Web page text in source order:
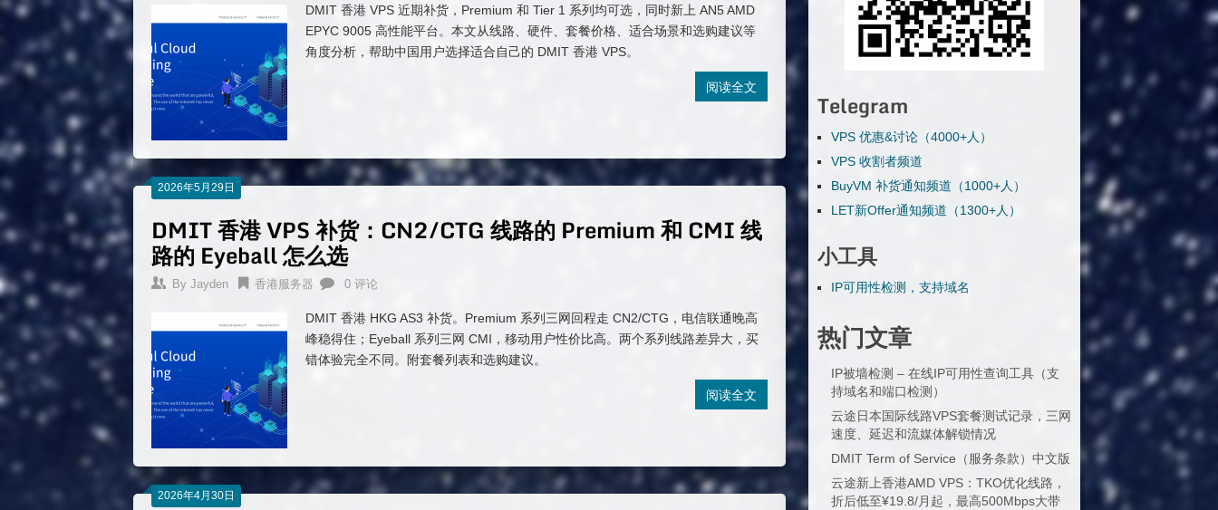
DMIT 香港 VPS 近期补货，Premium 和 Tier 1 系列均可选，同时新上 AN5 AMD
EPYC 9005 高性能平台。本文从线路、硬件、套餐价格、适合场景和选购建议等
角度分析，帮助中国用户选择适合自己的 DMIT 香港 VPS。
阅读全文
2026年5月29日
DMIT 香港 VPS 补货：CN2/CTG 线路的 Premium 和 CMI 线
路的 Eyeball 怎么选
By Jayden 香港服务器 0 评论
DMIT 香港 HKG AS3 补货。Premium 系列三网回程走 CN2/CTG，电信联通晚高
峰稳得住；Eyeball 系列三网 CMI，移动用户性价比高。两个系列线路差异大，买
错体验完全不同。附套餐列表和选购建议。
阅读全文
2026年4月30日
Telegram
VPS 优惠&讨论（4000+人）
VPS 收割者频道
BuyVM 补货通知频道（1000+人）
LET新Offer通知频道（1300+人）
小工具
IP可用性检测，支持域名
热门文章
IP被墙检测 – 在线IP可用性查询工具（支
持域名和端口检测）
云途日本国际线路VPS套餐测试记录，三网
速度、延迟和流媒体解锁情况
DMIT Term of Service（服务条款）中文版
云途新上香港AMD VPS：TKO优化线路，
折后低至¥19.8/月起，最高500Mbps大带